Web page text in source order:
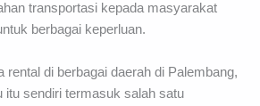
transportasi kepada masyarakat
berbagai keperluan.
rental di berbagai daerah di Palembang,
itu sendiri termasuk salah satu